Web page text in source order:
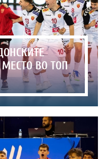
ВО ТОП